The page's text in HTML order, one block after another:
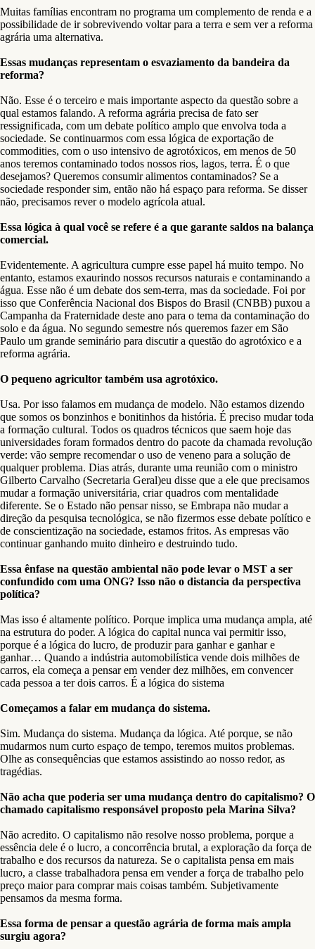
Muitas famílias encontram no programa um complemento de renda e a
possibilidade de ir sobrevivendo voltar para a terra e sem ver a reforma
agrária uma alternativa.
Essas mudanças representam o esvaziamento da bandeira da
reforma?
Não. Esse é o terceiro e mais importante aspecto da questão sobre a
qual estamos falando. A reforma agrária precisa de fato ser
ressignificada, com um debate político amplo que envolva toda a
sociedade. Se continuarmos com essa lógica de exportação de
commodities, com o uso intensivo de agrotóxicos, em menos de 50
anos teremos contaminado todos nossos rios, lagos, terra. É o que
desejamos? Queremos consumir alimentos contaminados? Se a
sociedade responder sim, então não há espaço para reforma. Se disser
não, precisamos rever o modelo agrícola atual.
Essa lógica à qual você se refere é a que garante saldos na balança
comercial.
Evidentemente. A agricultura cumpre esse papel há muito tempo. No
entanto, estamos exaurindo nossos recursos naturais e contaminando a
água. Esse não é um debate dos sem-terra, mas da sociedade. Foi por
isso que Conferência Nacional dos Bispos do Brasil (CNBB) puxou a
Campanha da Fraternidade deste ano para o tema da contaminação do
solo e da água. No segundo semestre nós queremos fazer em São
Paulo um grande seminário para discutir a questão do agrotóxico e a
reforma agrária.
O pequeno agricultor também usa agrotóxico.
Usa. Por isso falamos em mudança de modelo. Não estamos dizendo
que somos os bonzinhos e bonitinhos da história. É preciso mudar toda
a formação cultural. Todos os quadros técnicos que saem hoje das
universidades foram formados dentro do pacote da chamada revolução
verde: vão sempre recomendar o uso de veneno para a solução de
qualquer problema. Dias atrás, durante uma reunião com o ministro
Gilberto Carvalho (Secretaria Geral)eu disse que a ele que precisamos
mudar a formação universitária, criar quadros com mentalidade
diferente. Se o Estado não pensar nisso, se Embrapa não mudar a
direção da pesquisa tecnológica, se não fizermos esse debate político e
de conscientização na sociedade, estamos fritos. As empresas vão
continuar ganhando muito dinheiro e destruindo tudo.
Essa ênfase na questão ambiental não pode levar o MST a ser
confundido com uma ONG? Isso não o distancia da perspectiva
política?
Mas isso é altamente político. Porque implica uma mudança ampla, até
na estrutura do poder. A lógica do capital nunca vai permitir isso,
porque é a lógica do lucro, de produzir para ganhar e ganhar e
ganhar… Quando a indústria automobilística vende dois milhões de
carros, ela começa a pensar em vender dez milhões, em convencer
cada pessoa a ter dois carros. É a lógica do sistema
Começamos a falar em mudança do sistema.
Sim. Mudança do sistema. Mudança da lógica. Até porque, se não
mudarmos num curto espaço de tempo, teremos muitos problemas.
Olhe as consequências que estamos assistindo ao nosso redor, as
tragédias.
Não acha que poderia ser uma mudança dentro do capitalismo? O
chamado capitalismo responsável proposto pela Marina Silva?
Não acredito. O capitalismo não resolve nosso problema, porque a
essência dele é o lucro, a concorrência brutal, a exploração da força de
trabalho e dos recursos da natureza. Se o capitalista pensa em mais
lucro, a classe trabalhadora pensa em vender a força de trabalho pelo
preço maior para comprar mais coisas também. Subjetivamente
pensamos da mesma forma.
Essa forma de pensar a questão agrária de forma mais ampla
surgiu agora?